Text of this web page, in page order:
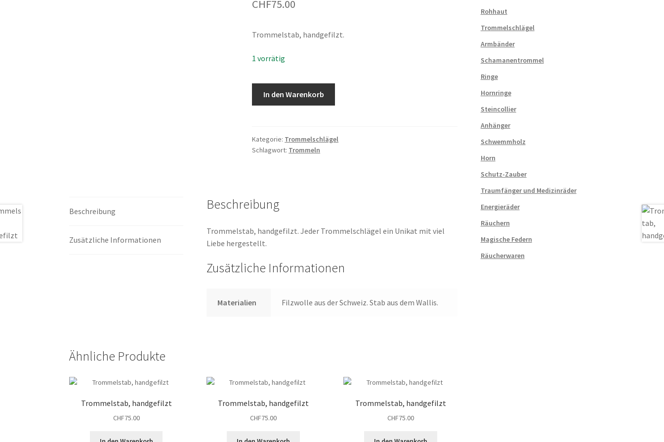
CHF75.00
Trommelstab, handgefilzt.
1 vorrätig
In den Warenkorb
Kategorie: Trommelschlägel
Schlagwort: Trommeln
Beschreibung
Zusätzliche Informationen
Beschreibung
Trommelstab, handgefilzt. Jeder Trommelschlägel ein Unikat mit viel
Liebe hergestellt.
Zusätzliche Informationen
Materialien Filzwolle aus der Schweiz. Stab aus dem Wallis.
Ähnliche Produkte
Trommelstab, handgefilzt
CHF75.00
Trommelstab, handgefilzt
CHF75.00
Trommelstab, handgefilzt
CHF75.00
Rohhaut
Trommelschlägel
Armbänder
Schamanentrommel
Ringe
Hornringe
Steincollier
Anhänger
Schwemmholz
Horn
Schutz-Zauber
Traumfänger und Medizinräder
Energieräder
Räuchern
Magische Federn
Räucherwaren